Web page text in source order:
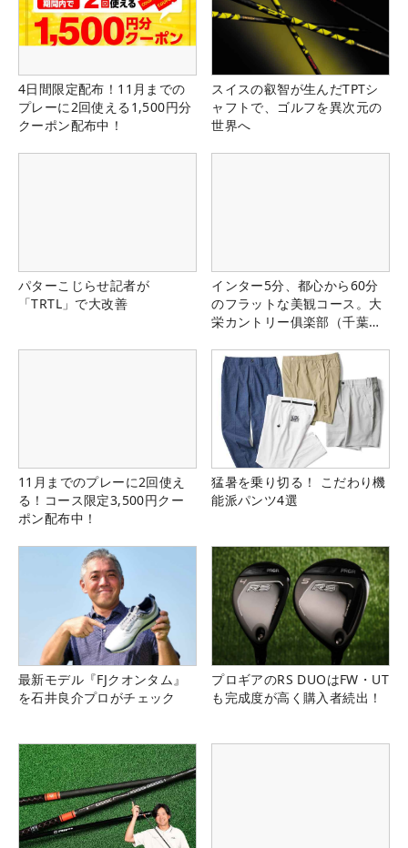
4日間限定配布！11月までの
プレーに2回使える1,500円分
クーポン配布中！
スイスの叡智が生んだTPTシ
ャフトで、ゴルフを異次元の
世界へ
パターこじらせ記者が
「TRTL」で大改善
インター5分、都心から60分
のフラットな美観コース。大
栄カントリー俱楽部（千葉
11月までのプレーに2回使え
る！コース限定3,500円クー
ポン配布中！
猛暑を乗り切る！ こだわり機
能派パンツ4選
最新モデル『FJクオンタム』
を石井良介プロがチェック
プロギアのRS DUOはFW・UT
も完成度が高く購入者続出！